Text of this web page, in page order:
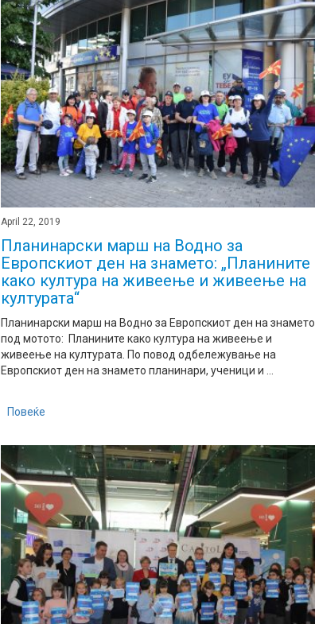
April 22, 2019
Планинарски марш на Водно за
Европскиот ден на знамето: „Планините
како култура на живеење и живеење на
културата“
Планинарски марш на Водно за Европскиот ден на знамето
под мотото: Планините како култура на живеење и
живеење на културата. По повод одбележување на
Европскиот ден на знамето планинари, ученици и ...
Повеќе